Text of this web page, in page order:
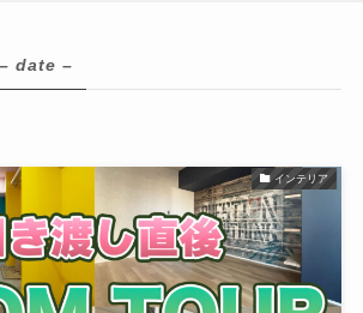
– date –
インテリア